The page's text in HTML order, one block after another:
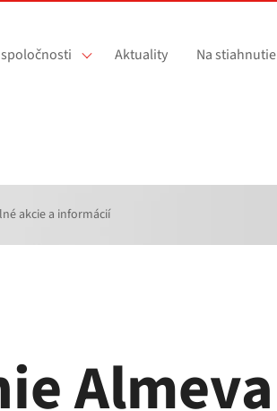
spoločnosti Aktuality Na stiahnutie
akcie a informácií
Almeva